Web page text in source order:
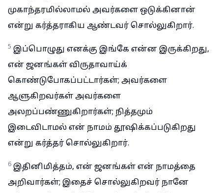
முகாந்தரமில்லாமல் அவர்களை ஒடுக்கினான்
என்று கர்த்தராகிய ஆண்டவர் சொல்லுகிறார்.
5 இப்பொழுது எனக்கு இங்கே என்ன இருக்கிறது,
என் ஜனங்கள் விருதாவாய்க்
கொண்டுபோகப்பட்டார்கள்; அவர்களை
ஆளுகிறவர்கள் அவர்களை
அலறப்பண்ணுகிறார்கள்; நித்தமும்
இடைவிடாமல் என் நாமம் தூஷிக்கப்படுகிறது
என்று கர்த்தர் சொல்லுகிறார்.
6 இதினிமித்தம், என் ஜனங்கள் என் நாமத்தை
அறிவார்கள்; இதைச் சொல்லுகிறவர் நானே